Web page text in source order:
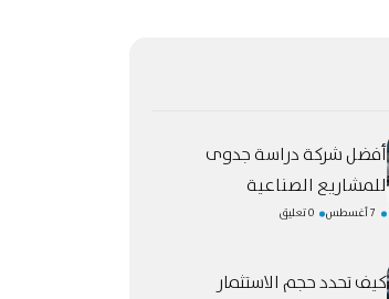
أفضل شركة دراسة جدوى
للمشاريع الصناعية
7 أغسطس 0 تعليق
كيف تحدد حجم الاستثمار